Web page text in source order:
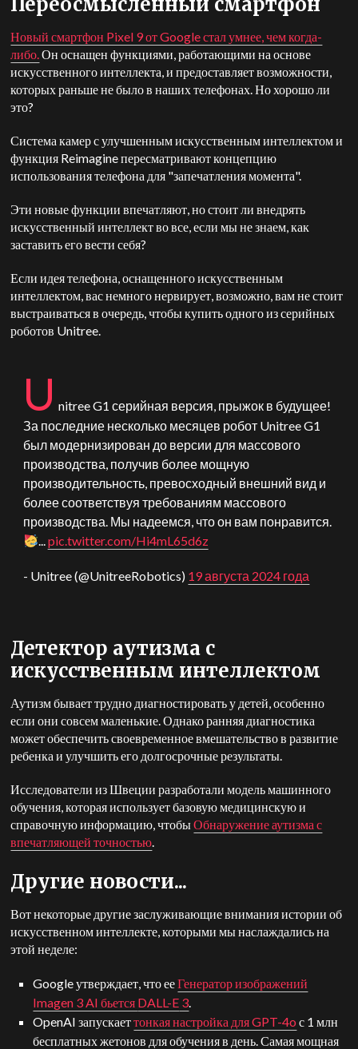
Новый смартфон Pixel 9 от Google стал умнее, чем когда-
либо.Он оснащен функциями, работающими на основе
искусственного интеллекта, и предоставляет возможности,
которых раньше не было в наших телефонах. Но хорошо ли
это?
Система камер с улучшенным искусственным интеллектом и
функция Reimagine пересматривают концепцию
использования телефона для "запечатления момента".
Эти новые функции впечатляют, но стоит ли внедрять
искусственный интеллект во все, если мы не знаем, как
заставить его вести себя?
Если идея телефона, оснащенного искусственным
интеллектом, вас немного нервирует, возможно, вам не стоит
выстраиваться в очередь, чтобы купить одного из серийных
роботов Unitree.
U nitree G1 серийная версия, прыжок в будущее!
За последние несколько месяцев робот Unitree G1
был модернизирован до версии для массового
производства, получив более мощную
производительность, превосходный внешний вид и
более соответствуя требованиям массового
производства. Мы надеемся, что он вам понравится.
...pic.twitter.com/Hi4mL65d6z
- Unitree (@UnitreeRobotics) 19 августа 2024 года
Детектор аутизма с
искусственным интеллектом
Аутизм бывает трудно диагностировать у детей, особенно
если они совсем маленькие. Однако ранняя диагностика
может обеспечить своевременное вмешательство в развитие
ребенка и улучшить его долгосрочные результаты.
Исследователи из Швеции разработали модель машинного
обучения, которая использует базовую медицинскую и
справочную информацию, чтобыОбнаружение аутизма с
впечатляющей точностью.
Другие новости...
Вот некоторые другие заслуживающие внимания истории об
искусственном интеллекте, которыми мы наслаждались на
этой неделе:
Google утверждает, что ееГенератор изображений
Imagen 3 AI бьется DALL-E 3.
OpenAI запускаеттонкая настройка для GPT-4o с 1 млн
бесплатных жетонов для обучения в день. Самая мощная